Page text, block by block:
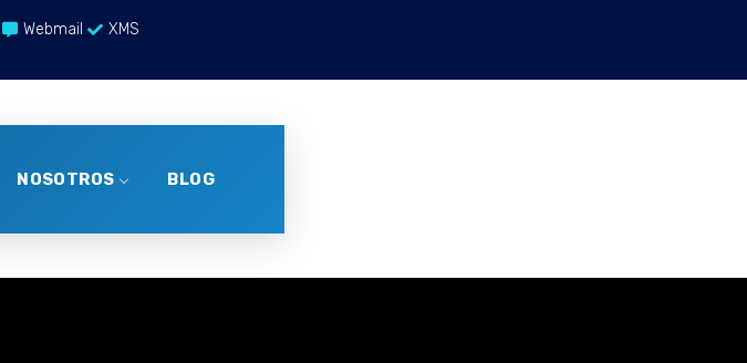
Webmail XMS
NOSOTROS BLOG